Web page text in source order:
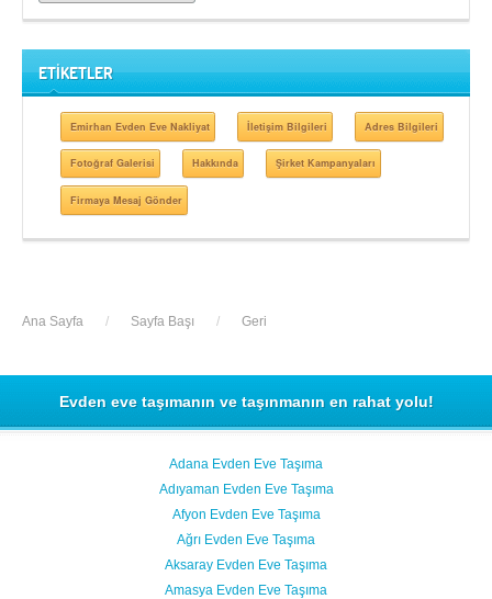
ETİKETLER
Emirhan Evden Eve Nakliyat İletişim Bilgileri Adres Bilgileri
Fotoğraf Galerisi Hakkında Şirket Kampanyaları
Firmaya Mesaj Gönder
Ana Sayfa / Sayfa Başı / Geri
Evden eve taşımanın ve taşınmanın en rahat yolu!
Adana Evden Eve Taşıma
Adıyaman Evden Eve Taşıma
Afyon Evden Eve Taşıma
Ağrı Evden Eve Taşıma
Aksaray Evden Eve Taşıma
Amasya Evden Eve Taşıma